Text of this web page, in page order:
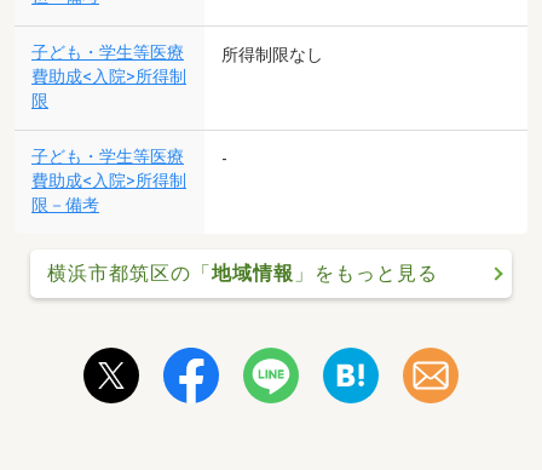
子ども・学生等医療
費助成<入院>所得制
限
所得制限なし
子ども・学生等医療
費助成<入院>所得制
限－備考
-
横浜市都筑区の「 地域情報 」をもっと見る